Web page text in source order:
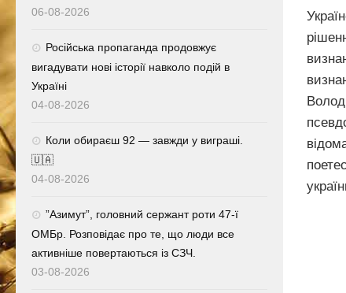
06-08-2026
Російська пропаганда продовжує
вигадувати нові історії навколо подій в
Україні
04-08-2026
Коли обираєш 92 — завжди у виграші.
🇺🇦
04-08-2026
⁨”Азимут”, головний сержант роти 47-ї
ОМБр. Розповідає про те, що люди все
активніше повертаються із СЗЧ.
03-08-2026